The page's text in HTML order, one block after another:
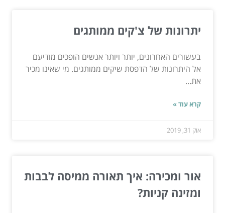
יתרונות של צ'קים ממותגים
בעשורים האחרונים, יותר ויותר אנשים הופכים מודיעם
אל היתרונות של הדפסת שיקים ממותגים. מי שאינו מכיר
את...
קרא עוד »
אוק 31, 2019
אור ומכירה: איך תאורה ממיסה לבבות
ומזינה קניות?